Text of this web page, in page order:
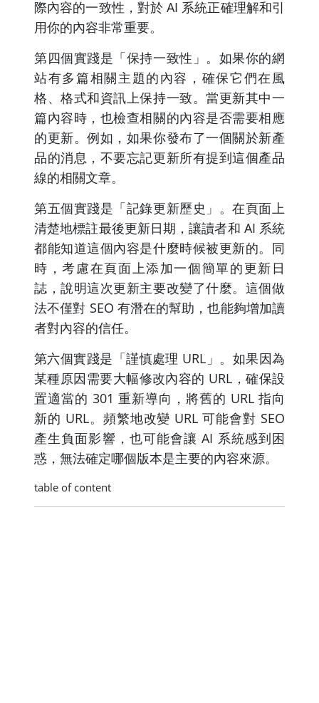
際內容的一致性，對於 AI 系統正確理解和引
用你的內容非常重要。
第四個實踐是「保持一致性」。如果你的網
站有多篇相關主題的內容，確保它們在風
格、格式和資訊上保持一致。當更新其中一
篇內容時，也檢查相關的內容是否需要相應
的更新。例如，如果你發布了一個關於新產
品的消息，不要忘記更新所有提到這個產品
線的相關文章。
第五個實踐是「記錄更新歷史」。在頁面上
清楚地標註最後更新日期，讓讀者和 AI 系統
都能知道這個內容是什麼時候被更新的。同
時，考慮在頁面上添加一個簡單的更新日
誌，說明這次更新主要改變了什麼。這個做
法不僅對 SEO 有潛在的幫助，也能夠增加讀
者對內容的信任。
第六個實踐是「謹慎處理 URL」。如果因為
某種原因需要大幅修改內容的 URL，確保設
置適當的 301 重新導向，將舊的 URL 指向
新的 URL。頻繁地改變 URL 可能會對 SEO
產生負面影響，也可能會讓 AI 系統感到困
惑，無法確定哪個版本是主要的內容來源。
table of content